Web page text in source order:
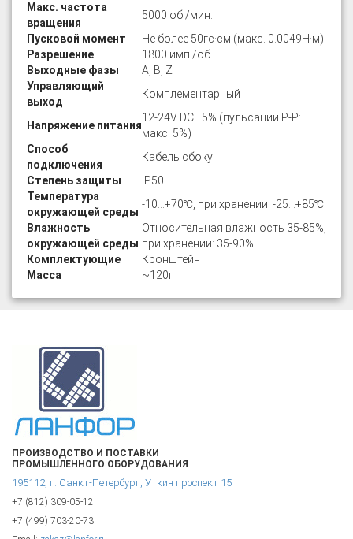
Макс. частота
вращения
5000 об./мин.
Пусковой момент
Не более 50гс·см (макс. 0.0049Н·м)
Разрешение
1800 имп./об.
Выходные фазы
A, B, Z
Управляющий
выход
Комплементарный
Напряжение питания
12-24V DC ±5% (пульсации P-P:
макс. 5%)
Способ
подключения
Кабель сбоку
Степень защиты
IP50
Температура
окружающей среды
-10…+70℃, при хранении: -25…+85℃
Влажность
окружающей среды
Относительная влажность 35-85%,
при хранении: 35-90%
Комплектующие
Кронштейн
Масса
~120г
ПРОИЗВОДСТВО И ПОСТАВКИ
ПРОМЫШЛЕННОГО ОБОРУДОВАНИЯ
195112, г. Санкт-Петербург, Уткин проспект 15
+7 (812) 309-05-12
+7 (499) 703-20-73